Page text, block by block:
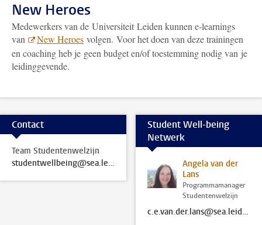
New Heroes
Medewerkers van de Universiteit Leiden kunnen e-learnings
van
New Heroes volgen. Voor het doen van deze trainingen
en coaching heb je geen budget en/of toestemming nodig van je
leidinggevende.
Contact
Team Studentenwelzijn
studentwellbeing@sea.leidenuniv.nl
Student Well-being
Netwerk
Angela van der
Lans
Programmamanager
Studentenwelzijn
c.e.van.der.lans@sea.leidenuniv.nl